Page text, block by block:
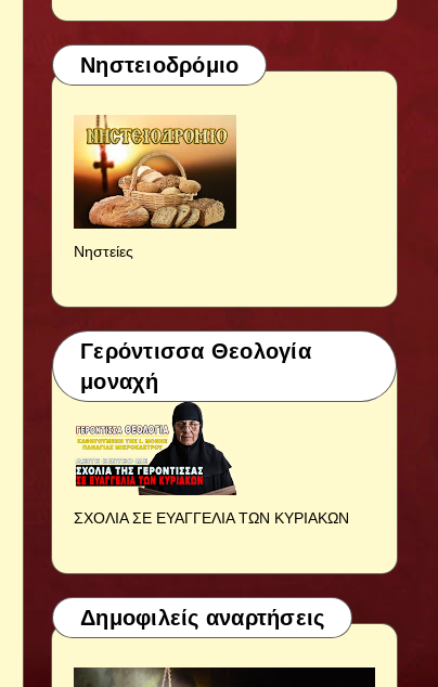
Νηστειοδρόμιο
Νηστείες
Γερόντισσα Θεολογία
μοναχή
ΣΧΟΛΙΑ ΣΕ ΕΥΑΓΓΕΛΙΑ ΤΩΝ ΚΥΡΙΑΚΩΝ
Δημοφιλείς αναρτήσεις